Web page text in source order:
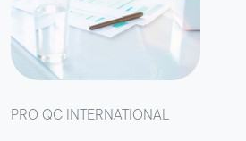
PRO QC INTERNATIONAL